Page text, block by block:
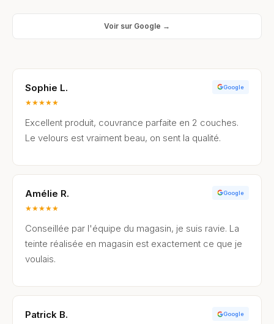
Voir sur Google →
Sophie L.
★★★★★
Google
Excellent produit, couvrance parfaite en 2 couches.
Le velours est vraiment beau, on sent la qualité.
Amélie R.
★★★★★
Google
Conseillée par l'équipe du magasin, je suis ravie. La
teinte réalisée en magasin est exactement ce que je
voulais.
Patrick B. Google